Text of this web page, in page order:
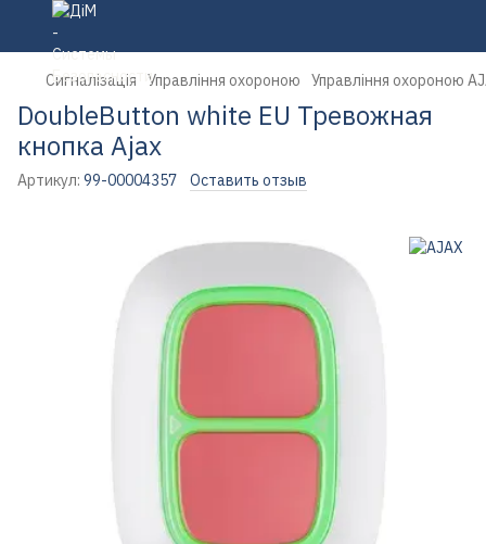
Сигналізація Управління охороною Управління охороною
DoubleButton white EU Тревожная
кнопка Ajax
Артикул: 99-00004357 Оставить отзыв